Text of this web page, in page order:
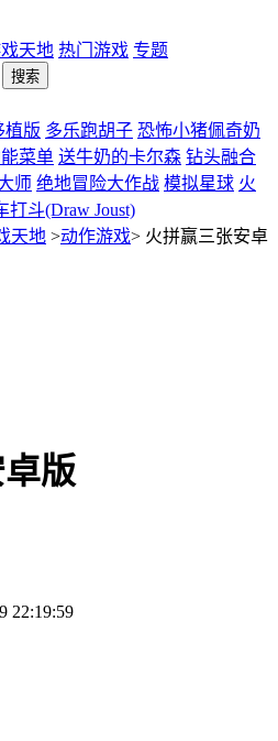
天地 热门游戏 专题
植版 多乐跑胡子 恐怖小猪佩奇奶
菜单 送牛奶的卡尔森 钻头融合
师 绝地冒险大作战 模拟星球 火
打斗(Draw Joust)
天地 >动作游戏> 火拼赢三张安卓
版
22:19:59